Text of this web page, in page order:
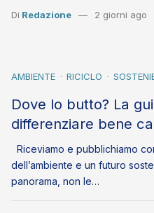
Di Redazione 2 giorni ago
AMBIENTE RICICLO
Dove lo butto? La
differenziare bene
Riceviamo e pubblichiamo
dell’ambiente e un futuro
panorama, non le…